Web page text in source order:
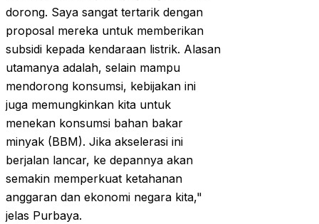
dorong. Saya sangat tertarik dengan
proposal mereka untuk memberikan
subsidi kepada kendaraan listrik. Alasan
utamanya adalah, selain mampu
mendorong konsumsi, kebijakan ini
juga memungkinkan kita untuk
menekan konsumsi bahan bakar
minyak (BBM). Jika akselerasi ini
berjalan lancar, ke depannya akan
semakin memperkuat ketahanan
anggaran dan ekonomi negara kita,"
jelas Purbaya.